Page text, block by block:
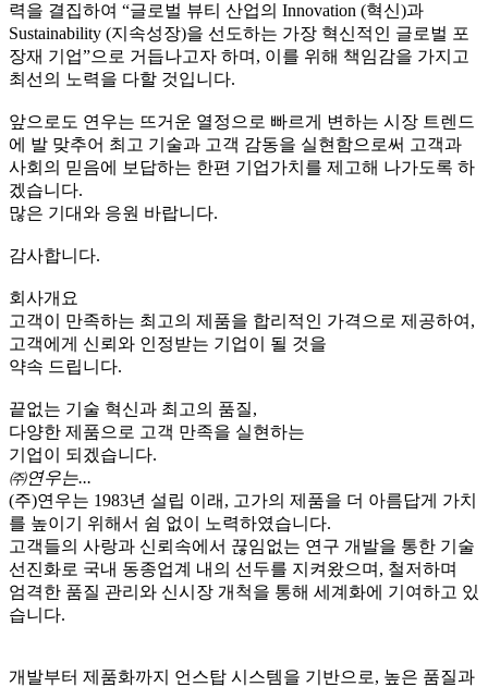
력을 결집하여 “글로벌 뷰티 산업의 Innovation (혁신)과
Sustainability (지속성장)을 선도하는 가장 혁신적인 글로벌 포
장재 기업”으로 거듭나고자 하며, 이를 위해 책임감을 가지고
최선의 노력을 다할 것입니다.
앞으로도 연우는 뜨거운 열정으로 빠르게 변하는 시장 트렌드
에 발 맞추어 최고 기술과 고객 감동을 실현함으로써 고객과
사회의 믿음에 보답하는 한편 기업가치를 제고해 나가도록 하
겠습니다.
많은 기대와 응원 바랍니다.
감사합니다.
회사개요
고객이 만족하는 최고의 제품을 합리적인 가격으로 제공하여,
고객에게 신뢰와 인정받는 기업이 될 것을
약속 드립니다.
끝없는 기술 혁신과 최고의 품질,
다양한 제품으로 고객 만족을 실현하는
기업이 되겠습니다.
㈜연우는...
(주)연우는 1983년 설립 이래, 고가의 제품을 더 아름답게 가치
를 높이기 위해서 쉼 없이 노력하였습니다.
고객들의 사랑과 신뢰속에서 끊임없는 연구 개발을 통한 기술
선진화로 국내 동종업계 내의 선두를 지켜왔으며, 철저하며
엄격한 품질 관리와 신시장 개척을 통해 세계화에 기여하고 있
습니다.
개발부터 제품화까지 언스탑 시스템을 기반으로, 높은 품질과